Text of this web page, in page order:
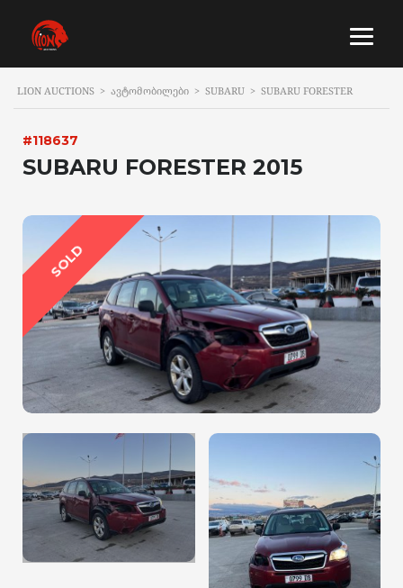
LION AUCTIONS > ᲐᲕᲢᲝᲛᲝᲑᲘᲚᲔᲑᲘ > SUBARU > SUBARU FORESTER
#118637
SUBARU FORESTER 2015
SOLD